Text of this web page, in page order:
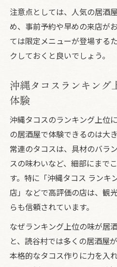
注意点としては、人気の居酒
め、事前予約や早めの来店が
ては限定メニューが登場する
クしておくと良いでしょう。
沖縄タコスランキング
体験
沖縄タコスのランキング上位
の居酒屋で体験できるのは大
常連のタコスは、具材のバラ
スの味わいなど、細部にまで
す。特に「沖縄タコス ランキ
店」などで高評価の店は、観
らも信頼されています。
なぜランキング上位の味が居
と、読谷村では多くの居酒屋
本格的なタコス作りに力を入